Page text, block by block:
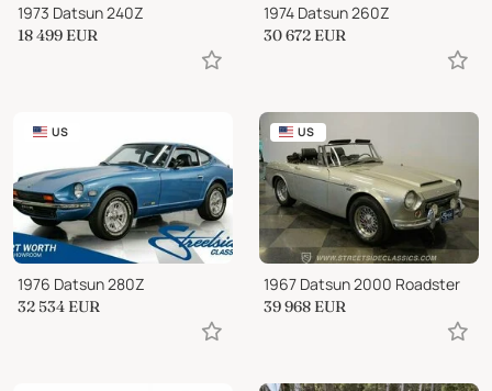
1973 Datsun 240Z
18 499 EUR
1974 Datsun 260Z
30 672 EUR
US
1976 Datsun 280Z
32 534 EUR
US
1967 Datsun 2000 Roadster
39 968 EUR